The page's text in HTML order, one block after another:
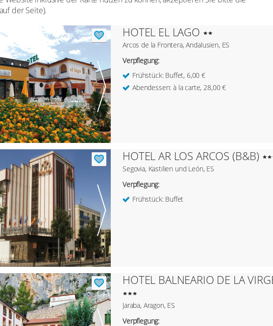
der Seite).
HOTEL EL LAGO
Arcos de la Frontera, Andalusien, ES
Verpflegung:
Frühstück: Buffet, 6,00 €
Abendessen: à la carte, 28,00 €
HOTEL AR LOS ARCOS (B&B)
Segovia, Kastilien und León, ES
Verpflegung:
Frühstück: Buffet
HOTEL BALNEARIO DE LA
Jaraba, Aragon, ES
Verpflegung: